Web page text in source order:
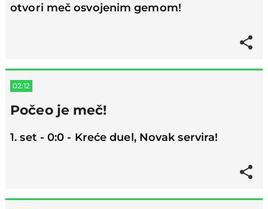
otvori meč osvojenim gemom!
02:12
Počeo je meč!
1. set - 0:0 - Kreće duel, Novak servira!